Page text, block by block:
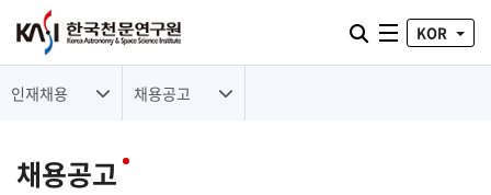
통합검색 열기
전체메뉴
KOR
인재채용 채용공고
채용공고